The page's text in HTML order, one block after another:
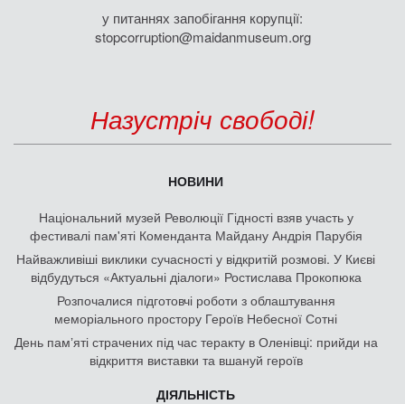
у питаннях запобігання корупції:
stopcorruption@maidanmuseum.org
Назустріч свободі!
НОВИНИ
Національний музей Революції Гідності взяв участь у
фестивалі пам'яті Коменданта Майдану Андрія Парубія
Найважливіші виклики сучасності у відкритій розмові. У Києві
відбудуться «Актуальні діалоги» Ростислава Прокопюка
Розпочалися підготовчі роботи з облаштування
меморіального простору Героїв Небесної Сотні
День памʼяті страчених під час теракту в Оленівці: прийди на
відкриття виставки та вшануй героїв
ДІЯЛЬНІСТЬ